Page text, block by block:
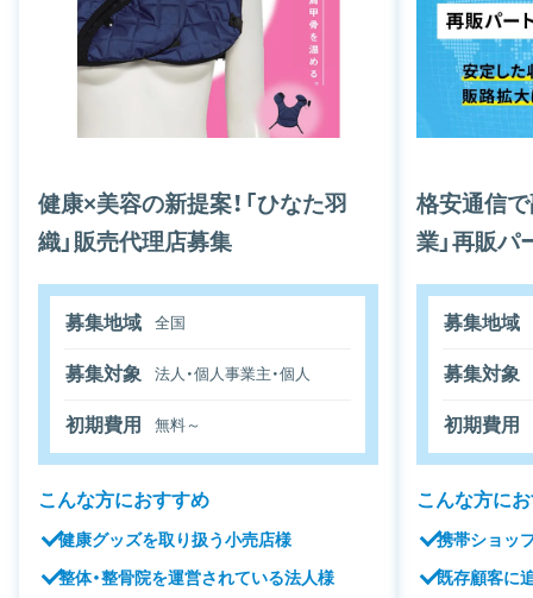
健康×美容の新提案！「ひなた羽
織」販売代理店募集
募集地域 全国
募集対象 法人・個人事業主・個人
初期費用 無料～
こんな方におすすめ
健康グッズを取り扱う小売店様
整体・整骨院を運営されている法人様
格安通信で
業」再販パ
募集地域
募集対象
初期費用
こんな方に
携帯ショッ
既存顧客に